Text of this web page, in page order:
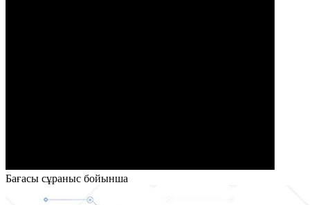
Бағасы сұраныс бойынша